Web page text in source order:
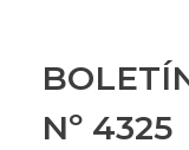
Nº 4325